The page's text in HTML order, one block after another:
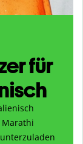
für
Marathi